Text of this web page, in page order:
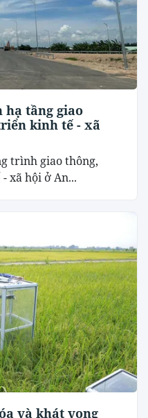
tầng giao
kinh tế - xã
trình giao thông,
xã hội ở An...
và khát vọng